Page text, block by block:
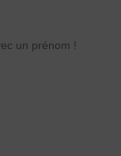
un prénom !